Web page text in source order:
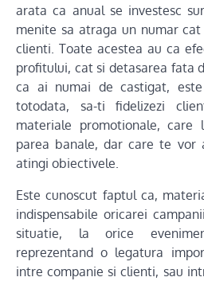
arata ca anual se investesc
menite sa atraga un numar
clienti. Toate acestea au ca
profitului, cat si detasarea fata
ca ai numai de castigat,
totodata, sa-ti fidelizezi
materiale promotionale,
parea banale, dar care te vor
atingi obiectivele.
Este cunoscut faptul ca,
indispensabile oricarei
situatie, la orice
reprezentand o legatura
intre companie si clienti, sau